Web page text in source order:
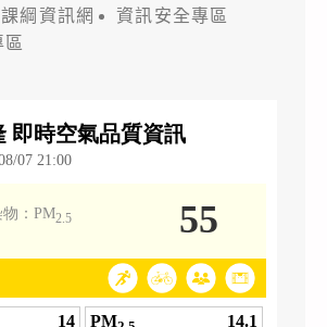
綱資訊網
資訊安全專區